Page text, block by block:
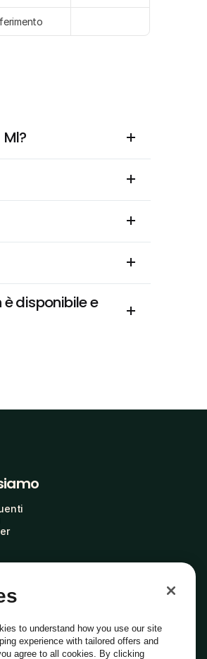
disponibile e
to understand how you use our site
experience with tailored offers and
agree to all cookies. By clicking